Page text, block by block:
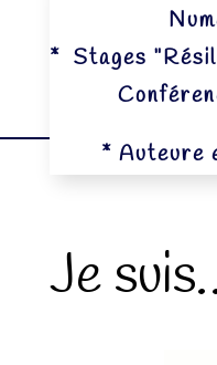
*Stages
* Auteure
Je